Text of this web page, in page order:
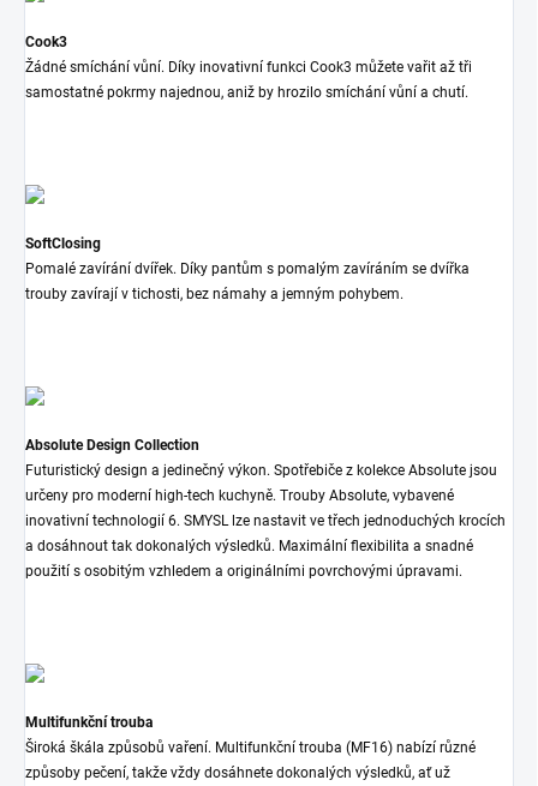
Cook3
Žádné smíchání vůní. Díky inovativní funkci Cook3 můžete vařit až tři
samostatné pokrmy najednou, aniž by hrozilo smíchání vůní a chutí.
SoftClosing
Pomalé zavírání dvířek. Díky pantům s pomalým zavíráním se dvířka
trouby zavírají v tichosti, bez námahy a jemným pohybem.
Absolute Design Collection
Futuristický design a jedinečný výkon. Spotřebiče z kolekce Absolute jsou
určeny pro moderní high-tech kuchyně. Trouby Absolute, vybavené
inovativní technologií 6. SMYSL lze nastavit ve třech jednoduchých krocích
a dosáhnout tak dokonalých výsledků. Maximální flexibilita a snadné
použití s osobitým vzhledem a originálními povrchovými úpravami.
Multifunkční trouba
Široká škála způsobů vaření. Multifunkční trouba (MF16) nabízí různé
způsoby pečení, takže vždy dosáhnete dokonalých výsledků, ať už